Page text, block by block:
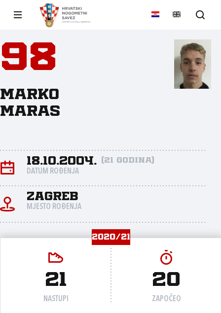
98
Marko
Maras
18.10.2004. (21 godina)
DATUM ROĐENJA
Zagreb
MJESTO ROĐENJA
2020/21
21
NASTUPI
20
ZAPOČEO